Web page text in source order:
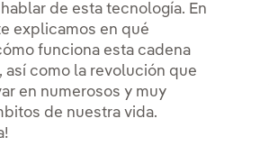
de esta tecnología. En
explicamos en qué
funciona esta cadena
así como la revolución que
en numerosos y muy
de nuestra vida.